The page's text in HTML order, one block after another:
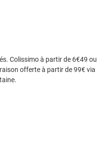
Colissimo à partir de 6€49 ou
offerte à partir de 99€ via